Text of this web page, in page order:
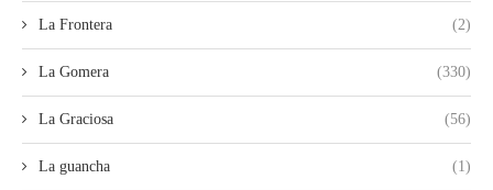
La Frontera (2)
La Gomera (330)
La Graciosa (56)
La guancha (1)